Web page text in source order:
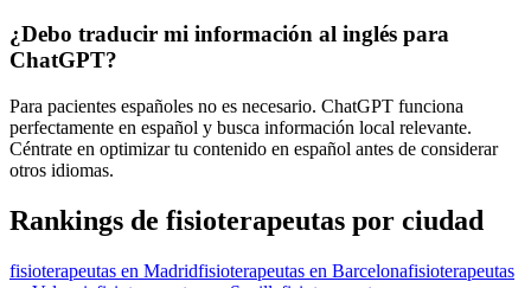
¿Debo traducir mi información al inglés para
ChatGPT?
Para pacientes españoles no es necesario. ChatGPT funciona
perfectamente en español y busca información local relevante.
Céntrate en optimizar tu contenido en español antes de considerar
otros idiomas.
Rankings de fisioterapeutas por ciudad
fisioterapeutas en Madridfisioterapeutas en Barcelonafisioterapeutas